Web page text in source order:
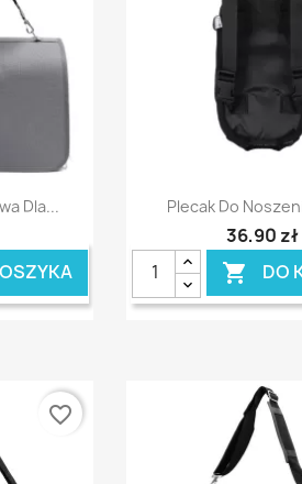
Dla... Szybki
Plecak Do
36,90 zł
 DO
favorite_border